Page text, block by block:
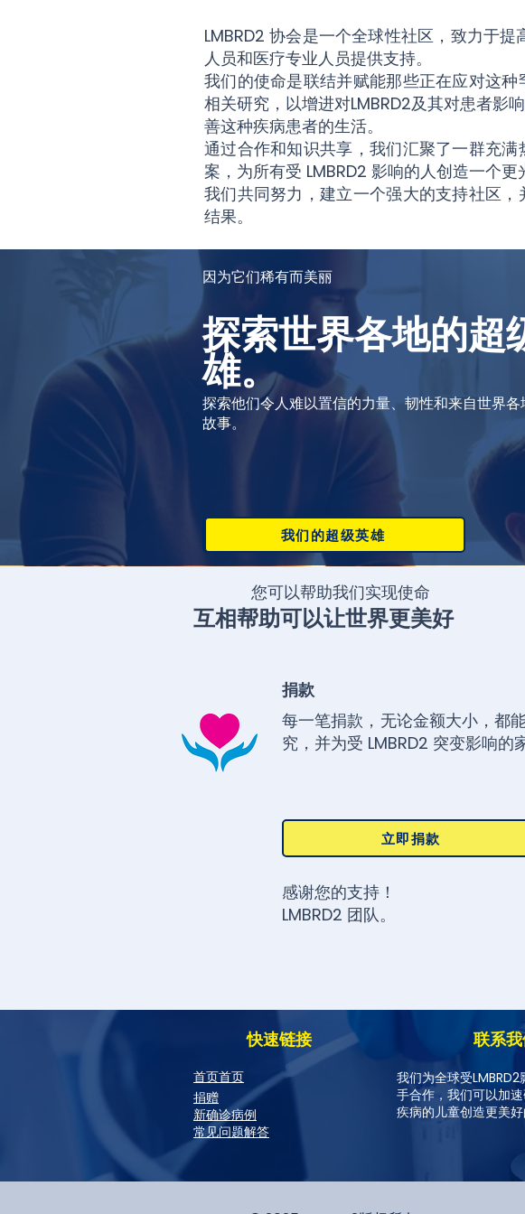
LMBRD2 协会是一个全球性社区，致力于
人员和医疗专业人员提供支持。
我们的使命是联结并赋能那些正在应对这
相关研究，以增进对LMBRD2及其对患者影
善这种疾病患者的生活。
通过合作和知识共享，我们汇聚了一群充
案，为所有受 LMBRD2 影响的人创造一个更
我们共同努力，建立一个强大的支持社区
结果。
我们的超级英雄
因为它们稀有而美丽
探索世界各地的超
雄。
探索他们令人难以置信的力量、韧性和来自世界
故事。
我们的超级英雄
您可以帮助我们实现使命
互相帮助可以让世界更美好
捐款
每一笔捐款，无论金额大小，都
究，并为受 LMBRD2 突变影响的
立即捐款
感谢您的支持！
LMBRD2 团队。
快速链接
首页首页
捐赠
新确诊病例
常见问题解答
联系
我们为全球受
手合作，我们可以加
疾病的儿童创造更美好